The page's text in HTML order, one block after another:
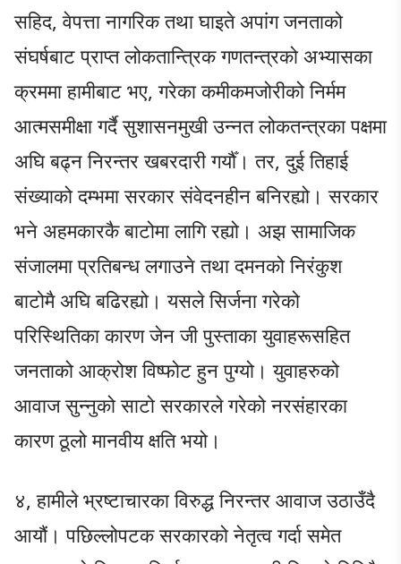
सहिद, वेपत्ता नागरिक तथा घाइते अपांग जनताको
संघर्षबाट प्राप्त लोकतान्त्रिक गणतन्त्रको अभ्यासका
क्रममा हामीबाट भए, गरेका कमीकमजोरीको निर्मम
आत्मसमीक्षा गर्दै सुशासनमुखी उन्नत लोकतन्त्रका पक्षमा
अघि बढ्न निरन्तर खबरदारी गर्यौँ। तर, दुई तिहाई
संख्याको दम्भमा सरकार संवेदनहीन बनिरह्यो। सरकार
भने अहमकारकै बाटोमा लागि रह्यो। अझ सामाजिक
संजालमा प्रतिबन्ध लगाउने तथा दमनको निरंकुश
बाटोमै अघि बढिरह्यो। यसले सिर्जना गरेको
परिस्थितिका कारण जेन जी पुस्ताका युवाहरूसहित
जनताको आक्रोश विष्फोट हुन पुग्यो। युवाहरुको
आवाज सुन्नुको साटो सरकारले गरेको नरसंहारका
कारण ठूलो मानवीय क्षति भयो।
४, ​हामीले भ्रष्टाचारका विरुद्ध निरन्तर आवाज उठाउँदै
आयौं। पछिल्लोपटक सरकारको नेतृत्व गर्दा समेत